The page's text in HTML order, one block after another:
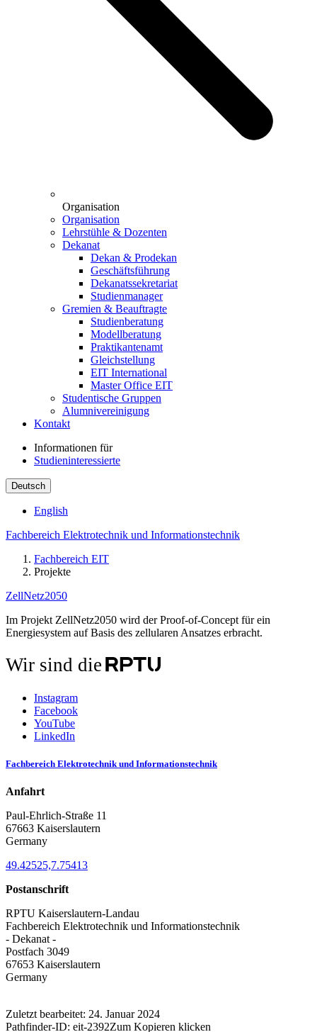
Organisation
Organisation
Lehrstühle & Dozenten
Dekanat
Dekan & Prodekan
Geschäftsführung
Dekanatssekretariat
Studienmanager
Gremien & Beauftragte
Studienberatung
Modellberatung
Praktikantenamt
Gleichstellung
EIT International
Master Office EIT
Studentische Gruppen
Alumnivereinigung
Kontakt
Informationen für
Studieninteressierte
Deutsch
English
Fachbereich Elektrotechnik und Informationstechnik
Fachbereich EIT
Projekte
ZellNetz2050
Im Projekt ZellNetz2050 wird der Proof-of-Concept für ein
Energiesystem auf Basis des zellularen Ansatzes erbracht.
Wir sind die
Instagram
Facebook
YouTube
LinkedIn
Fachbereich Elektrotechnik und Informationstechnik
Anfahrt
Paul-Ehrlich-Straße 11
67663 Kaiserslautern
Germany
49.42525,7.75413
Postanschrift
RPTU Kaiserslautern-Landau
Fachbereich Elektrotechnik und Informationstechnik
- Dekanat -
Postfach 3049
67653 Kaiserslautern
Germany
Zuletzt bearbeitet: 24. Januar 2024
Pathfinder-ID: eit-2392Zum Kopieren klicken